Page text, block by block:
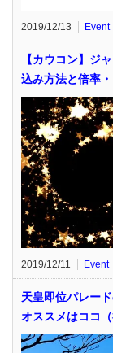
2019/12/13 Event
【カウコン】ジ
込み方法と倍率
2019/12/11 Event
天皇即位パレー
オススメはココ（